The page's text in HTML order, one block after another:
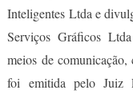
Inteligentes Ltda e
Serviços Gráficos
meios de
foi emitida pelo Juiz